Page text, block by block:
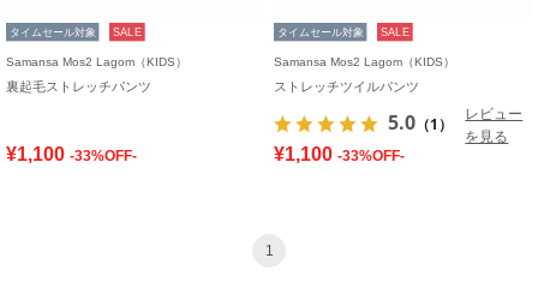
タイムセール対象 SALE
Samansa Mos2 Lagom（KIDS）
裏起毛ストレッチパンツ
¥1,100 -33%OFF-
タイムセール対象 SALE
Samansa Mos2 Lagom（KIDS）
ストレッチツイルパンツ
5.0 （1）
レビュー
を見る
¥1,100 -33%OFF-
1